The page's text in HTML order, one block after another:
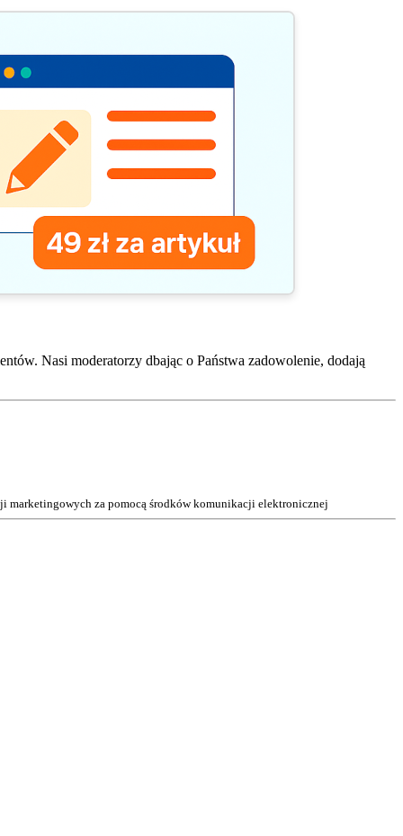
Nasi moderatorzy dbając o Państwa zadowolenie, dodają
marketingowych za pomocą środków komunikacji elektronicznej